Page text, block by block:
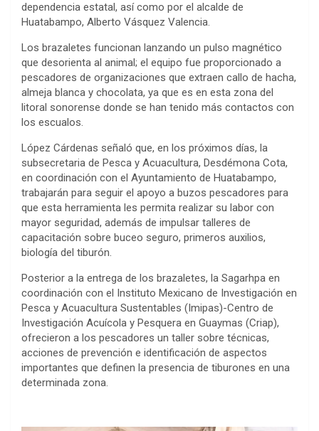
dependencia estatal, así como por el alcalde de
Huatabampo, Alberto Vásquez Valencia.
Los brazaletes funcionan lanzando un pulso magnético
que desorienta al animal; el equipo fue proporcionado a
pescadores de organizaciones que extraen callo de hacha,
almeja blanca y chocolata, ya que es en esta zona del
litoral sonorense donde se han tenido más contactos con
los escualos.
López Cárdenas señaló que, en los próximos días, la
subsecretaria de Pesca y Acuacultura, Desdémona Cota,
en coordinación con el Ayuntamiento de Huatabampo,
trabajarán para seguir el apoyo a buzos pescadores para
que esta herramienta les permita realizar su labor con
mayor seguridad, además de impulsar talleres de
capacitación sobre buceo seguro, primeros auxilios,
biología del tiburón.
Posterior a la entrega de los brazaletes, la Sagarhpa en
coordinación con el Instituto Mexicano de Investigación en
Pesca y Acuacultura Sustentables (Imipas)-Centro de
Investigación Acuícola y Pesquera en Guaymas (Criap),
ofrecieron a los pescadores un taller sobre técnicas,
acciones de prevención e identificación de aspectos
importantes que definen la presencia de tiburones en una
determinada zona.